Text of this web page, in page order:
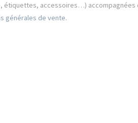
étiquettes, accessoires…) accompagnées
générales de vente.